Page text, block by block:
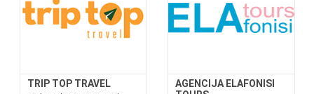
TRIP TOP TRAVEL
AGENCIJA ELAFONISI